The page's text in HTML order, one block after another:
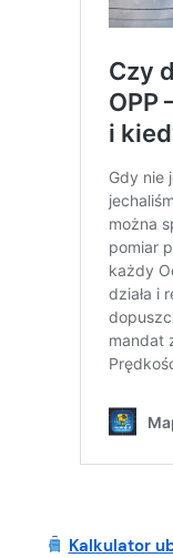
Kalkulator